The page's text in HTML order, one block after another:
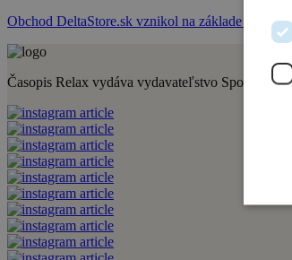
Obchod DeltaStore.sk vznikol na základe lásky k
Časopis Relax vydáva vydavateľstvo Sportmedia